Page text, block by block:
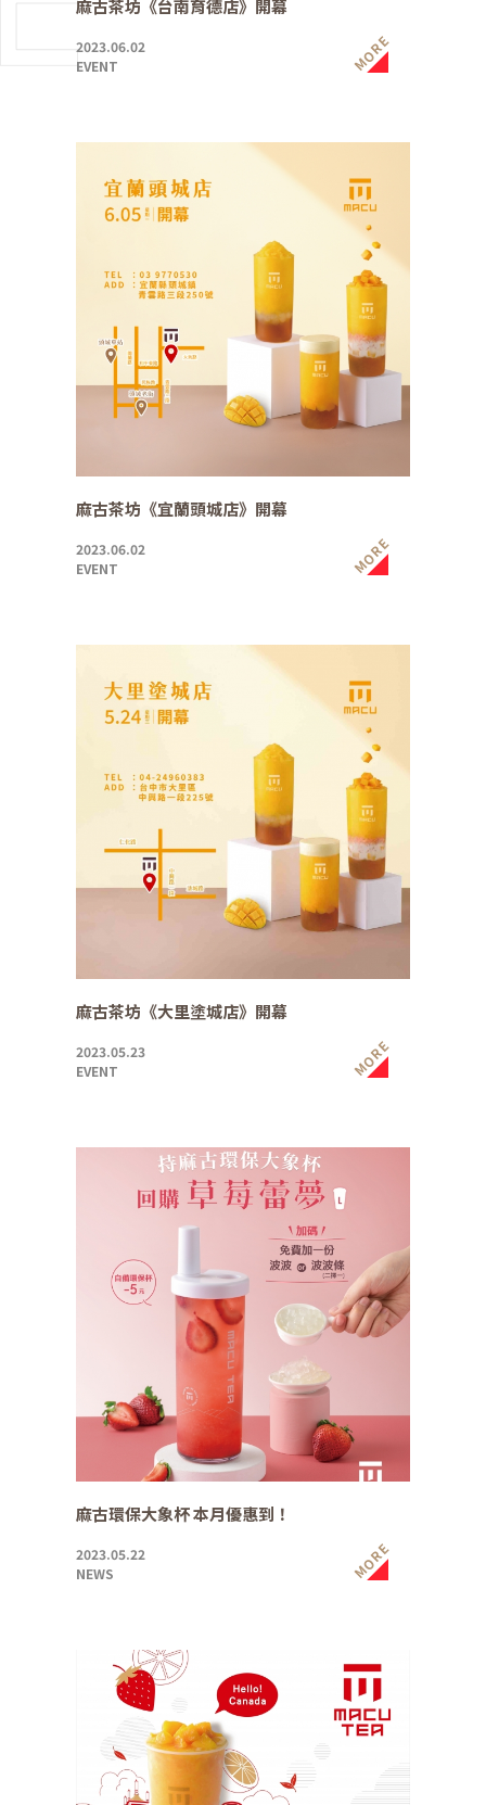
麻古茶坊《台南育德店》開幕
2023.06.02
EVENT
MORE
麻古茶坊《宜蘭頭城店》開幕
2023.06.02
EVENT
MORE
麻古茶坊《大里塗城店》開幕
2023.05.23
EVENT
MORE
麻古環保大象杯 本月優惠到！
2023.05.22
NEWS
MORE